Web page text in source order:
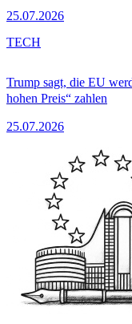
25.07.2026
Trump sagt, die EU
hohen Preis“ zahlen
25.07.2026
TECH